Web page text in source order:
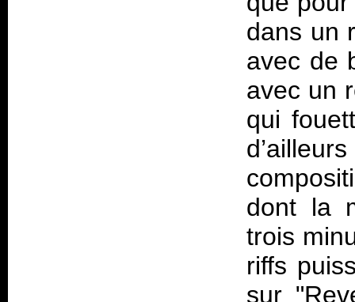
dans un
avec de
avec un
qui
dont la
trois
riffs
sur